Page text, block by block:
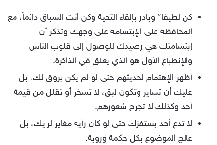
كن لطيفا” وبادر بإلقاء التحية وكن أنت السباق دائماً، مع
المحافظة على الإبتسامة على وجهك وتذكر أن
إبتسامتك هي رصيدك للوصول إلى قلوب الناس
والإنطباع الأول هو الذي يعلق في الذاكرة.
أظهر الإهتمام لحديثهم حتى لو لم يكن يروق لك، بل
عليك أن تساير وتكون لبق، لا تسخر أو تقلل من قيمة
أحد وكذلك لا تجرح شعورهم.
لا تدع أحد يستفزك حتى لو كان رأيه مغاير لرأيك، بل
عالج الموضوع بكل حكمة وروية.